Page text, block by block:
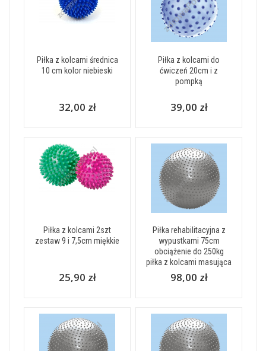
Piłka z kolcami średnica
10 cm kolor niebieski
32,00 zł
Piłka z kolcami do
ćwiczeń 20cm i z
pompką
39,00 zł
Piłka z kolcami 2szt
zestaw 9 i 7,5cm miękkie
25,90 zł
Piłka rehabilitacyjna z
wypustkami 75cm
obciążenie do 250kg
piłka z kolcami masująca
98,00 zł